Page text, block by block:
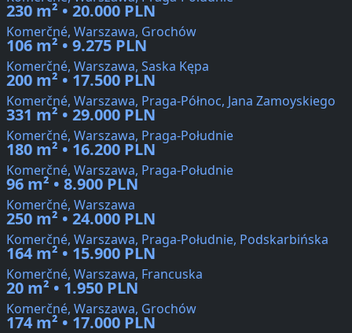
230 m² • 20.000 PLN
Komerčné, Warszawa, Grochów
106 m² • 9.275 PLN
Komerčné, Warszawa, Saska Kępa
200 m² • 17.500 PLN
Komerčné, Warszawa, Praga-Północ, Jana Zamoyskiego
331 m² • 29.000 PLN
Komerčné, Warszawa, Praga-Południe
180 m² • 16.200 PLN
Komerčné, Warszawa, Praga-Południe
96 m² • 8.900 PLN
Komerčné, Warszawa
250 m² • 24.000 PLN
Komerčné, Warszawa, Praga-Południe, Podskarbińska
164 m² • 15.900 PLN
Komerčné, Warszawa, Francuska
20 m² • 1.950 PLN
Komerčné, Warszawa, Grochów
174 m² • 17.000 PLN